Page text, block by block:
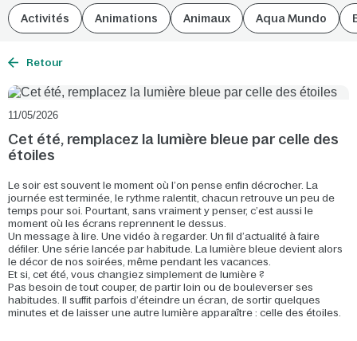
Activités Animations Animaux Aqua Mundo
Retour
11/05/2026
Cet été, remplacez la lumière bleue par celle des
étoiles
Le soir est souvent le moment où l’on pense enfin décrocher. La
journée est terminée, le rythme ralentit, chacun retrouve un peu de
temps pour soi. Pourtant, sans vraiment y penser, c’est aussi le
moment où les écrans reprennent le dessus.
Un message à lire. Une vidéo à regarder. Un fil d’actualité à faire
défiler. Une série lancée par habitude. La lumière bleue devient alors
le décor de nos soirées, même pendant les vacances.
Et si, cet été, vous changiez simplement de lumière ?
Pas besoin de tout couper, de partir loin ou de bouleverser ses
habitudes. Il suffit parfois d’éteindre un écran, de sortir quelques
minutes et de laisser une autre lumière apparaître : celle des étoiles.